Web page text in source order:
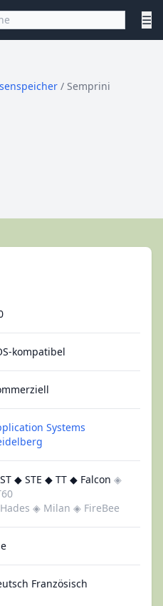
☰
/ Semprini
kompatibel
Systems
◆ STE ◆ TT ◆ Falcon ◈
◈ Milan ◈ FireBee
Französisch